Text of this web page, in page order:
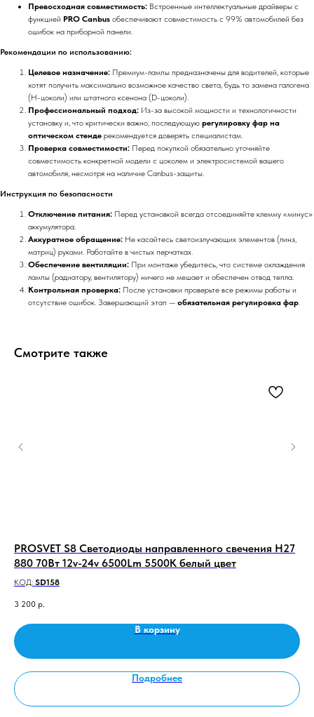
Превосходная совместимость: Встроенные интеллектуальные драйверы с
функцией PRO Canbus обеспечивают совместимость с 99% автомобилей без
ошибок на приборной панели.
Рекомендации по использованию:
Целевое назначение: Премиум-лампы предназначены для водителей, которые
хотят получить максимально возможное качество света, будь то замена галогена
(H-цоколи) или штатного ксенона (D-цоколи).
Профессиональный подход: Из-за высокой мощности и технологичности
установку и, что критически важно, последующую регулировку фар на
оптическом стенде рекомендуется доверять специалистам.
Проверка совместимости: Перед покупкой обязательно уточняйте
совместимость конкретной модели с цоколем и электросистемой вашего
автомобиля, несмотря на наличие Canbus-защиты.
Инструкция по безопасности
Отключение питания: Перед установкой всегда отсоединяйте клемму «минус»
аккумулятора.
Аккуратное обращение: Не касайтесь светоизлучающих элементов (линз,
матриц) руками. Работайте в чистых перчатках.
Обеспечение вентиляции: При монтаже убедитесь, что системе охлаждения
лампы (радиатору, вентилятору) ничего не мешает и обеспечен отвод тепла.
Контрольная проверка: После установки проверьте все режимы работы и
отсутствие ошибок. Завершающий этап — обязательная регулировка фар.
Смотрите также
PROSVET S8 Светодиоды направленного свечения H27
880 70Вт 12v-24v 6500Lm 5500K белый цвет
КОД: SD158
3 200 р.
В корзину
Подробнее